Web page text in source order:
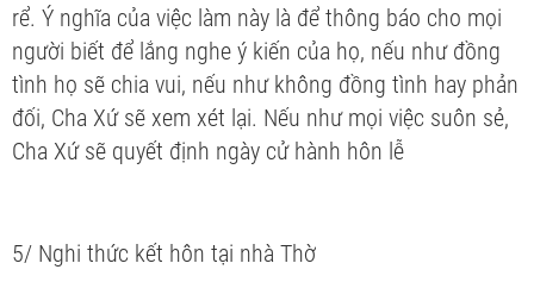
rể. Ý nghĩa của việc làm này là để thông báo cho mọi
người biết để lắng nghe ý kiến của họ, nếu như đồng
tình họ sẽ chia vui, nếu như không đồng tình hay phản
đối, Cha Xứ sẽ xem xét lại. Nếu như mọi việc suôn sẻ,
Cha Xứ sẽ quyết định ngày cử hành hôn lễ
5/ Nghi thức kết hôn tại nhà Thờ